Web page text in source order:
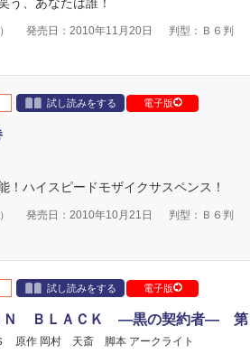
発売日：2010年11月20日 判型：Ｂ６判
試し読みをする 電子版
ハイスピードモザイクサスペンス！
発売日：2010年10月21日 判型：Ｂ６判
試し読みをする 電子版
Ｎ ＢＬＡＣＫ ―黒の契約者― 第
原作 岡村 天斎 脚本 アークライト